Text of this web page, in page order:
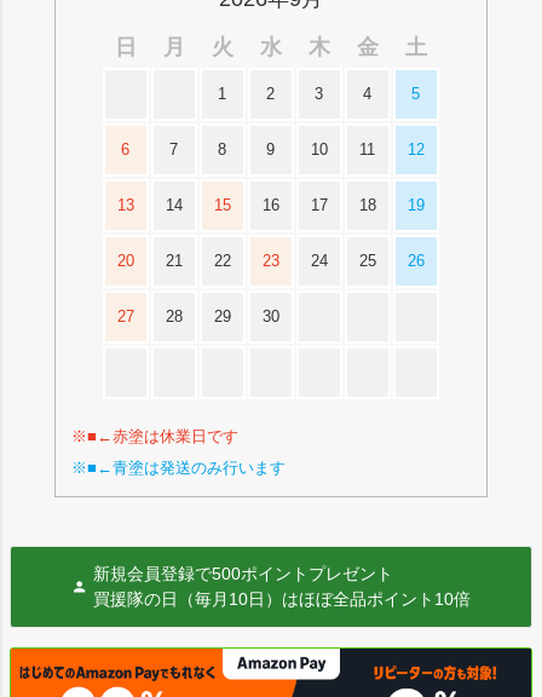
日
月 火 水 木 金 土
1 2 3 4 5
6 7 8 9 10 11 12
13 14 15 16 17 18 19
20 21 22 23 24 25 26
27 28 29 30
※■←赤塗は休業日です
※■←青塗は発送のみ行います
新規会員登録で500ポイントプレゼント
買援隊の日（毎月10日）はほぼ全品ポイント10倍